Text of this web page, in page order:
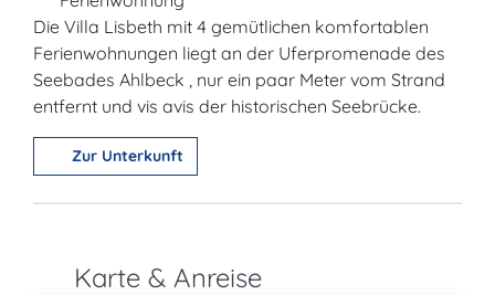
Die Villa Lisbeth mit 4 gemütlichen komfortablen
Ferienwohnungen liegt an der Uferpromenade des
Seebades Ahlbeck , nur ein paar Meter vom Strand
entfernt und vis avis der historischen Seebrücke.
Zur Unterkunft
Karte & Anreise